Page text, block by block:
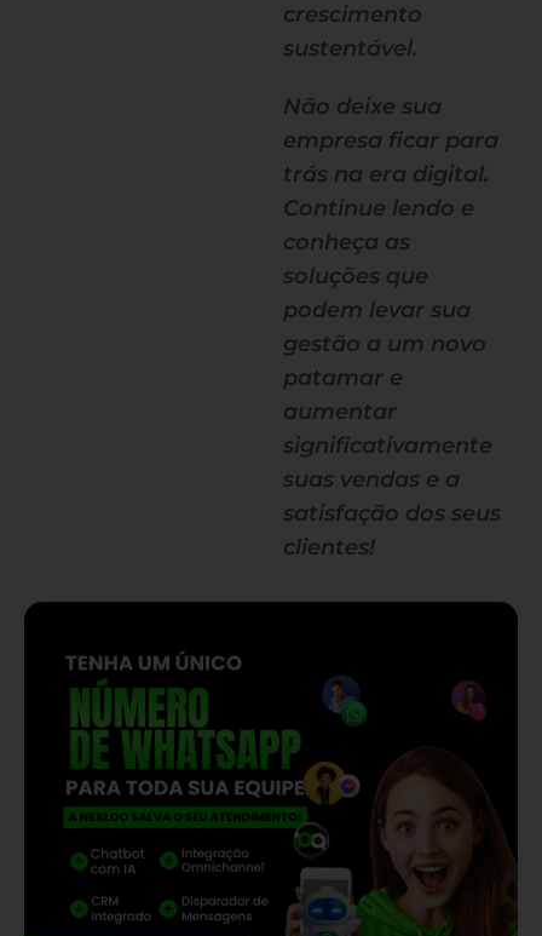
crescimento
sustentável.
Não deixe sua
empresa ficar para
trás na era digital.
Continue lendo e
conheça as
soluções que
podem levar sua
gestão a um novo
patamar e
aumentar
significativamente
suas vendas e a
satisfação dos seus
clientes!